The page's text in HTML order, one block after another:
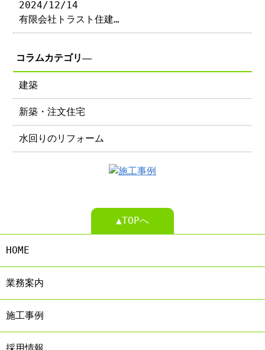
2024/12/14
有限会社トラスト住建…
コラムカテゴリ―
建築
新築・注文住宅
水回りのリフォーム
▲TOPへ
HOME
業務案内
施工事例